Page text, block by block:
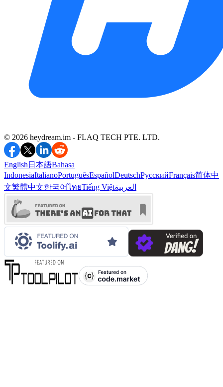
©️ 2026 heydream.im - FLAQ TECH PTE. LTD.
English 日本語Bahasa
IndonesiaItalianoPortuguêsEspañolDeutschРусскийFrançais简体中
文繁體中文한국어ไทยTiếng Việtالعربية